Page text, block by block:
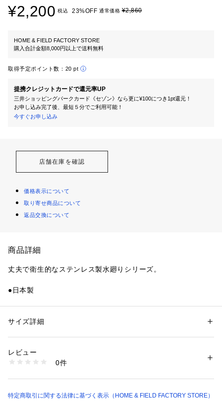
¥2,200 税込 23%OFF 通常価格¥2,860
HOME & FIELD FACTORY STORE
購入合計金額8,000円以上で送料無料
取得予定ポイント数： 20 pt
提携クレジットカードで還元率UP
三井ショッピングパークカード《セゾン》なら更に¥100につき1pt還元！
お申し込み完了後、最短５分でご利用可能！
今すぐお申し込み
店舗在庫を確認
価格表示について
取り寄せ商品について
返品交換について
商品詳細
丈夫で衛生的なステンレス製水廻りシリーズ。
●日本製
性別：レディース
品・キッチン雑貨
生産国：日本
1099400000261
サイズ詳細
レビュー
0件
特定商取引に関する法律に基づく表示（HOME & FIELD FACTORY STORE）